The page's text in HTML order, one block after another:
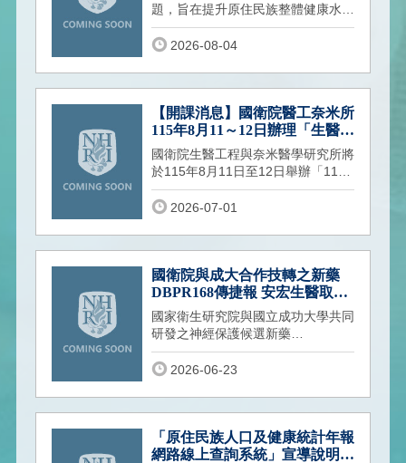
題，旨在提升原住民族整體健康水
準，並深入探討影響其健康之社會、
文化與結構性因素，以縮短族群間之
2026-08-04
【開課消息】國衛院醫工奈米所
115年8月11～12日辦理「生醫工
程與分析技術課程」，歡迎踴躍
參加！
國衛院生醫工程與奈米醫學研究所將
於115年8月11日至12日舉辦「115
年生醫工程與分析技術課程」，課程
涵蓋生醫分析技術、生醫工程、人工
物聯網（IoT）、生醫光學、磁振造
TEM）等主題，並安排實作課程及
實驗室參訪，適合大學生、研究生、
學研及產業人士參與，提升生醫儀器
應用與跨領域整合能力。
2026-07-01
國衛院與成大合作技轉之新藥
DBPR168傳捷報 安宏生醫取得
美國FDA IND核准
國家衛生研究院與國立成功大學共同
研發之神經保護候選新藥
DBPR168，由技轉合作夥伴安宏生
醫股份有限公司推動
2026-06-23
「原住民族人口及健康統計年報
網路線上查詢系統」宣導說明會